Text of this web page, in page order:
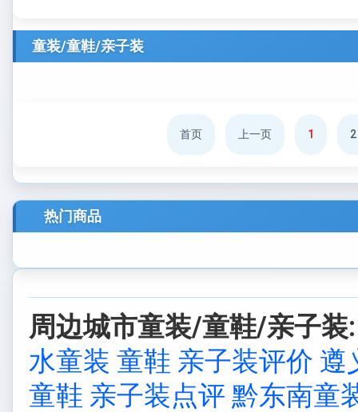
童装/童鞋/亲子装
首页 上一页 1 2
热门商品
周边城市童装/童鞋/亲子装:
水童装 童鞋 亲子装评价 遵
童鞋 亲子装点评 黔东南童